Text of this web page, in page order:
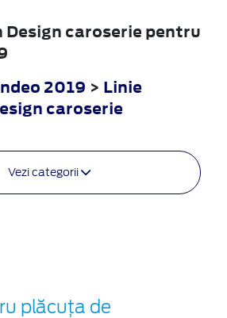
Design caroserie pentru
2019 > Linie
caroserie
Vezi categorii
plăcuța de